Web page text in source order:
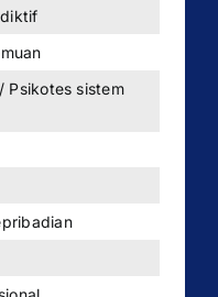
Psikotes sistem